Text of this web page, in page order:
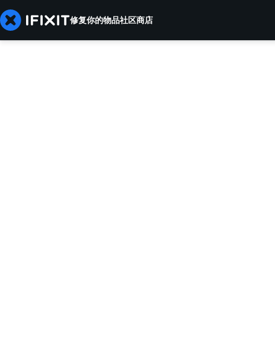
修复你的物品社区商店